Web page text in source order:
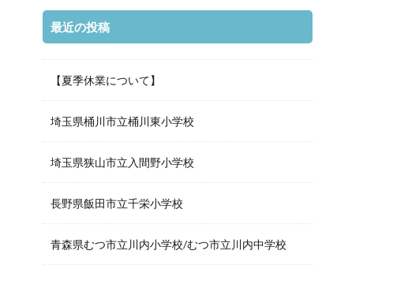
最近の投稿
【夏季休業について】
埼玉県桶川市立桶川東小学校
埼玉県狭山市立入間野小学校
長野県飯田市立千栄小学校
青森県むつ市立川内小学校/むつ市立川内中学校